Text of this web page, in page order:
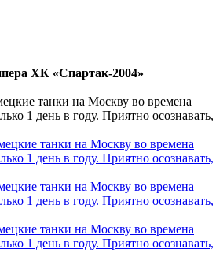
ХК «Спартак-2004»
танки на Москву во времена
1 день в году. Приятно осознавать,